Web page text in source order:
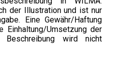
der Illustration und ist nur
Eine Gewähr/Haftung
Einhaltung/Umsetzung der
Beschreibung wird nicht